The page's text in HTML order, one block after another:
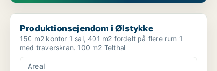
Produktionsejendom i Ølstykke
Produktionsejendom i Ølstykke
150 m2 kontor 1 sal, 401 m2 fordelt på flere rum 1
med traverskran. 100 m2 Telthal
Areal